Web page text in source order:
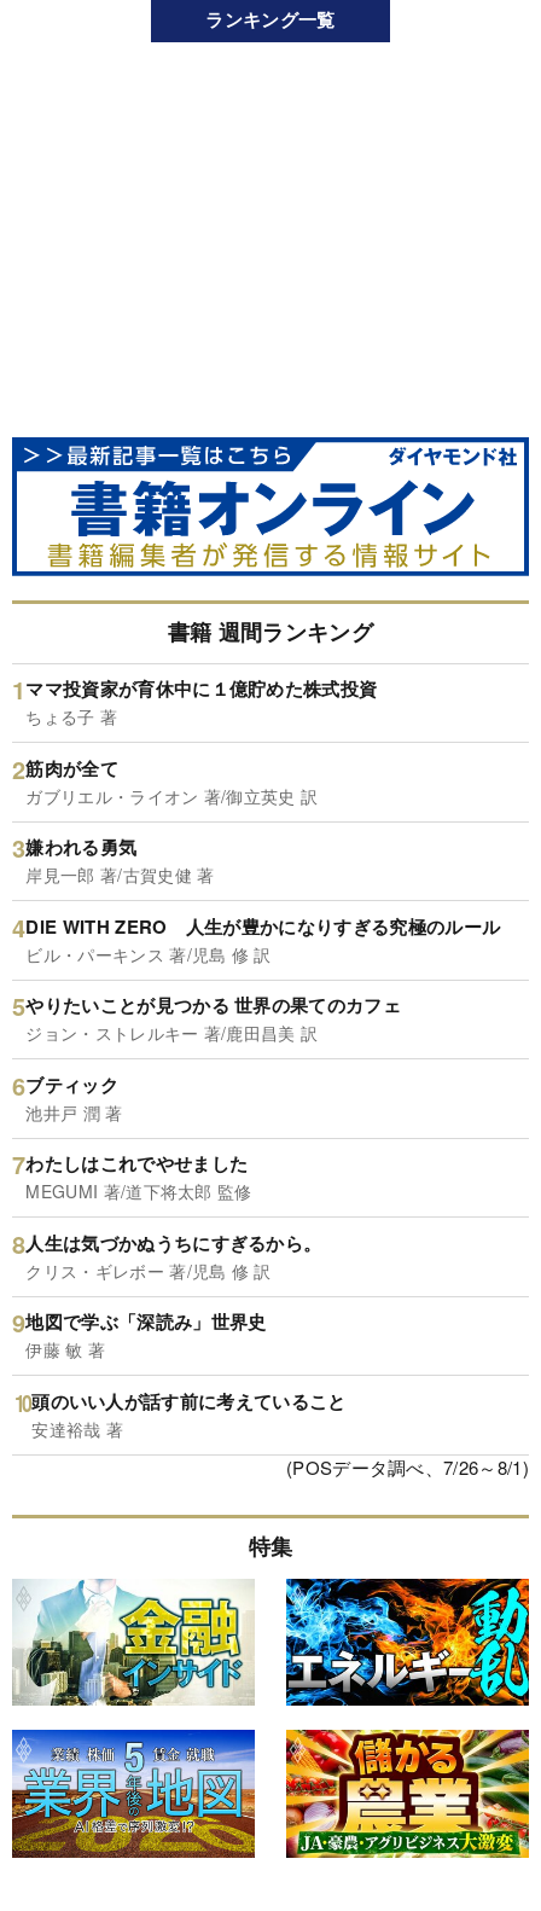
ランキング一覧
書籍 週間ランキング
ママ投資家が育休中に１億貯めた株式投資
ちょる子 著
筋肉が全て
ガブリエル・ライオン 著/御立英史 訳
嫌われる勇気
岸見一郎 著/古賀史健 著
DIE WITH ZERO 人生が豊かになりすぎる究極のルール
ビル・パーキンス 著/児島 修 訳
やりたいことが見つかる 世界の果てのカフェ
ジョン・ストレルキー 著/鹿田昌美 訳
ブティック
池井戸 潤 著
わたしはこれでやせました
MEGUMI 著/道下将太郎 監修
人生は気づかぬうちにすぎるから。
クリス・ギレボー 著/児島 修 訳
地図で学ぶ「深読み」世界史
伊藤 敏 著
頭のいい人が話す前に考えていること
安達裕哉 著
(POSデータ調べ、7/26～8/1)
特集